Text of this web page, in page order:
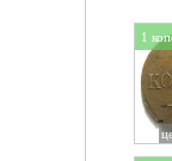
1